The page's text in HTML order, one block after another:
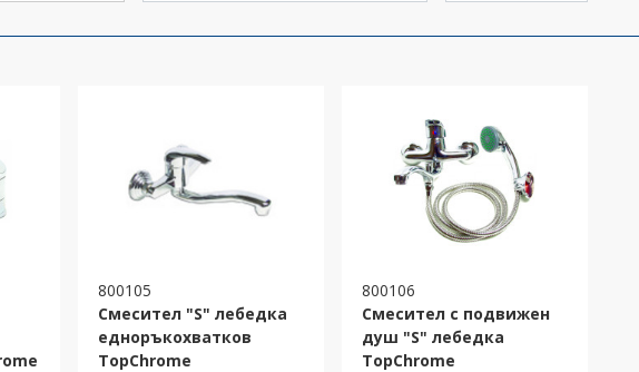
800105
Смесител "S" лебедка
едноръкохватков
TopChrome
800106
Смесител с подвижен
душ "S" лебедка
TopChrome